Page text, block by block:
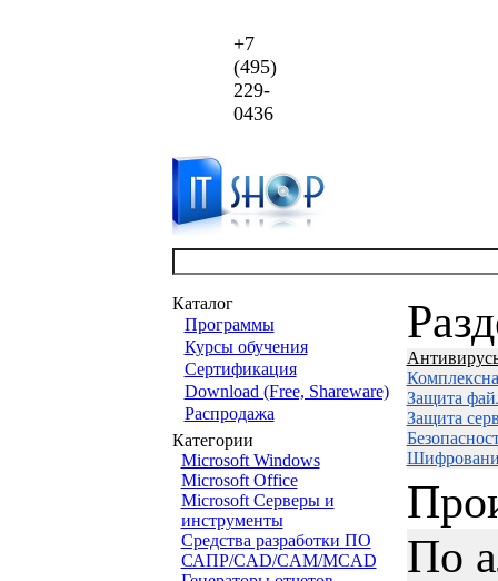
+7
(495)
229-
0436
Каталог
Программы
Курсы обучения
Сертификация
Download (Free, Shareware)
Распродажа
Категории
Microsoft Windows
Microsoft Office
Microsoft Серверы и
инструменты
Средства разработки ПО
САПР/CAD/CAM/MCAD
Защита
Защита
По